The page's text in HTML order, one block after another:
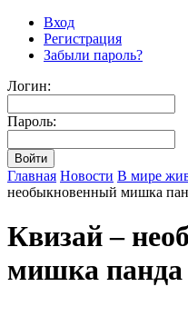
Вход
Регистрация
Забыли пароль?
Логин:
Пароль:
Главная Новости В мире
необыкновенный мишка
Квизай –
мишка панда